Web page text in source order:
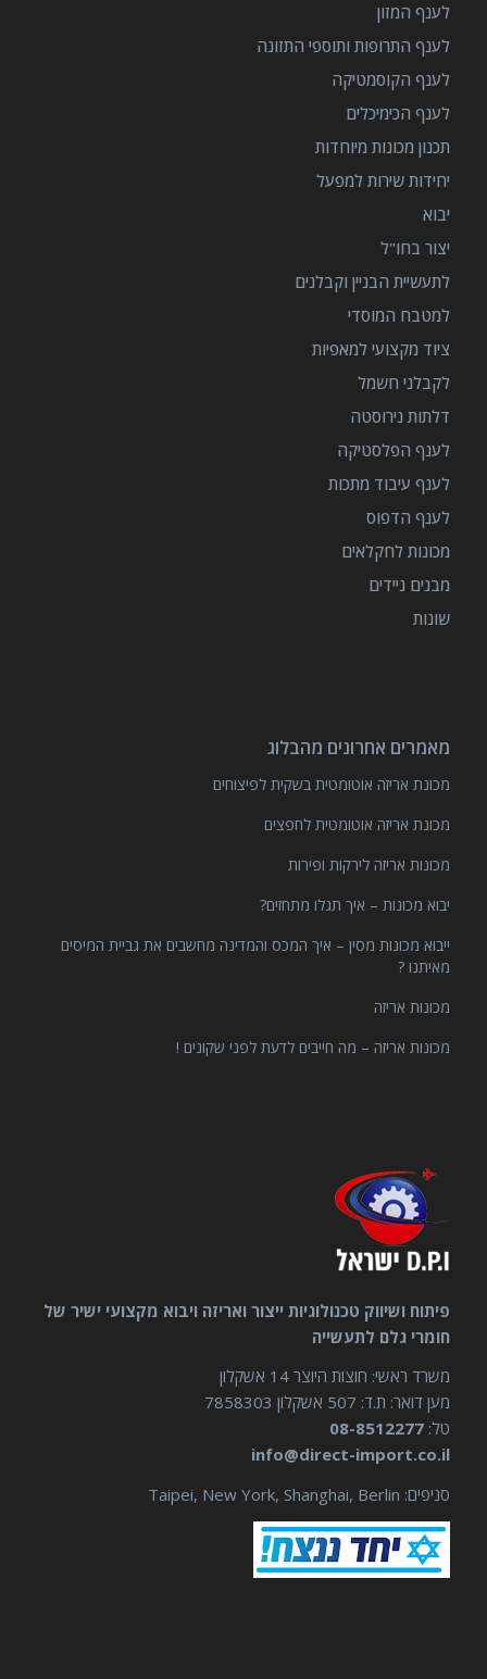
לענף המזון
לענף התרופות ותוספי התזונה
לענף הקוסמטיקה
לענף הכימיכלים
תכנון מכונות מיוחדות
יחידות שירות למפעל
יבוא
יצור בחו"ל
לתעשיית הבניין וקבלנים
למטבח המוסדי
ציוד מקצועי למאפיות
לקבלני חשמל
דלתות נירוסטה
לענף הפלסטיקה
לענף עיבוד מתכות
לענף הדפוס
מכונות לחקלאים
מבנים ניידים
שונות
מאמרים אחרונים מהבלוג
מכונת אריזה אוטומטית בשקית לפיצוחים
מכונת אריזה אוטומטית לחפצים
מכונות אריזה לירקות ופירות
יבוא מכונות – איך תגלו מתחזים?
ייבוא מכונות מסין – איך המכס והמדינה מחשבים את גביית המיסים
מאיתנו ?
מכונות אריזה
מכונות אריזה – מה חייבים לדעת לפני שקונים !
פיתוח ושיווק טכנולוגיות ייצור ואריזה ויבוא מקצועי ישיר של
חומרי גלם לתעשייה
משרד ראשי: חוצות היוצר 14 אשקלון
מען דואר: ת.ד: 507 אשקלון 7858303
טל: 08-8512277
info@direct-import.co.il
סניפים: Taipei, New York, Shanghai, Berlin